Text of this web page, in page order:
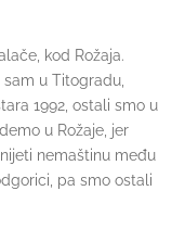
kod Rožaja.
u Titogradu,
1992, ostali smo u
u Rožaje, jer
nemaštinu među
pa smo ostali